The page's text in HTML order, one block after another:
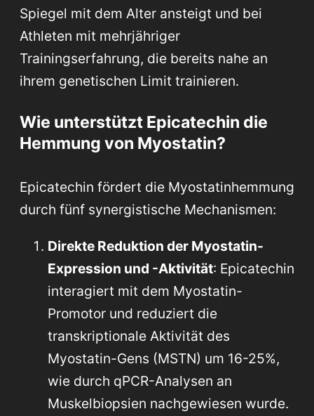
Spiegel mit dem Alter ansteigt und bei
Athleten mit mehrjähriger
Trainingserfahrung, die bereits nahe an
ihrem genetischen Limit trainieren.
Wie unterstützt Epicatechin die
Hemmung von Myostatin?
Epicatechin fördert die Myostatinhemmung
durch fünf synergistische Mechanismen:
Direkte Reduktion der Myostatin-
Expression und -Aktivität: Epicatechin
interagiert mit dem Myostatin-
Promotor und reduziert die
transkriptionale Aktivität des
Myostatin-Gens (MSTN) um 16-25%,
wie durch qPCR-Analysen an
Muskelbiopsien nachgewiesen wurde.